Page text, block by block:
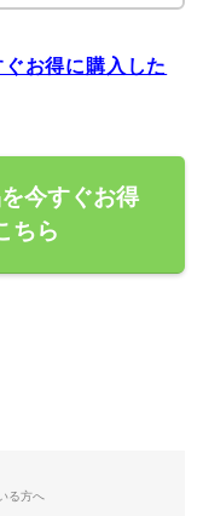
お得に購入した
今すぐお得
ちら
る方へ